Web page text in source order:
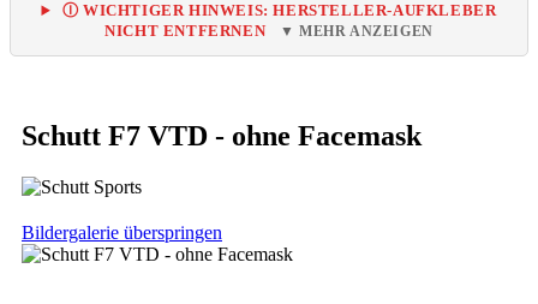
Ⓘ WICHTIGER HINWEIS: HERSTELLER-AUFKLEBER
NICHT ENTFERNEN
▼ MEHR ANZEIGEN
Schutt F7 VTD - ohne Facemask
Bildergalerie überspringen